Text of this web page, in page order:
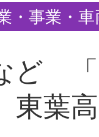
・事業・
ど
葉